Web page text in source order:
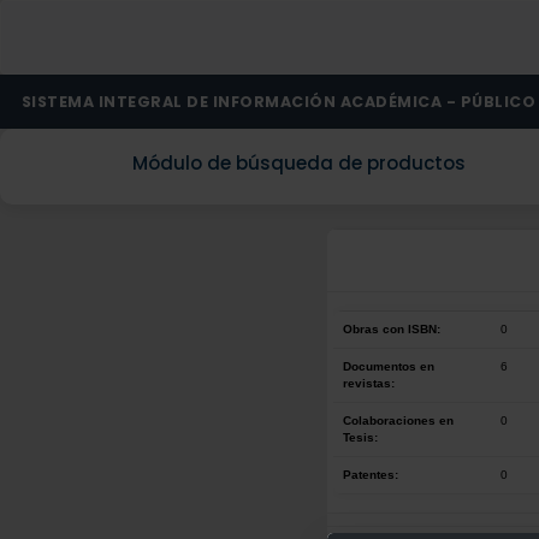
SISTEMA INTEGRAL DE INFORMACIÓN ACADÉMICA - PÚBLICO
Módulo de búsqueda de productos
Obras con ISBN: 0
Documentos en
revistas:
6
Colaboraciones en
Tesis:
0
Patentes: 0